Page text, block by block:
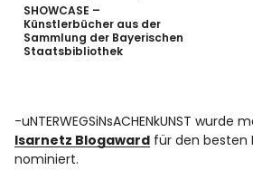
SHOWCASE –
Künstlerbücher aus der
Sammlung der Bayerischen
Staatsbibliothek
-uNTERWEGSiNsACHENkUNST
Isarnetz Blogaward für den besten
nominiert.